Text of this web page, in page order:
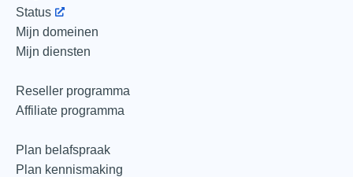
Status
Mijn domeinen
Mijn diensten
Reseller programma
Affiliate programma
Plan belafspraak
Plan kennismaking